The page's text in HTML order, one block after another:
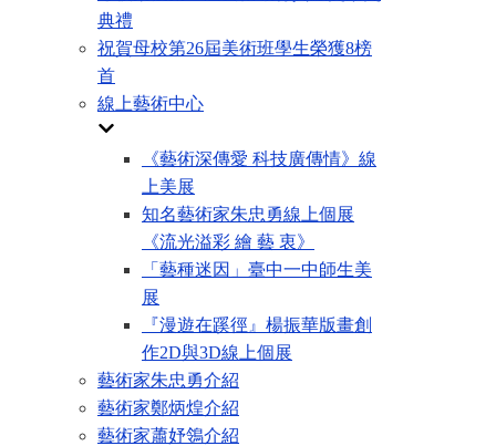
典禮
祝賀母校第26屆美術班學生榮獲8榜
首
線上藝術中心
《藝術深傳愛 科技廣傳情》線
上美展
知名藝術家朱忠勇線上個展
《流光溢彩 繪 藝 衷》
「藝種迷因」臺中一中師生美
展
『漫遊在蹊徑』楊振華版畫創
作2D與3D線上個展
藝術家朱忠勇介紹
藝術家鄭炳煌介紹
藝術家蕭妤鴒介紹